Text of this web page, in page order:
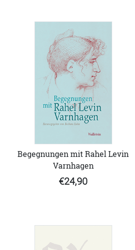
Begegnungen mit Rahel Levin
Varnhagen
€24,90